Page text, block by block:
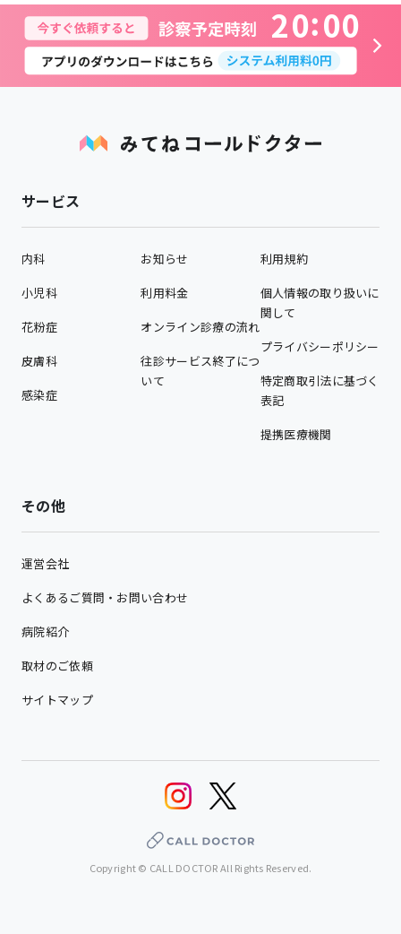
20 00
サービス
内科
小児科
花粉症
皮膚科
感染症
お知らせ
利用料金
オンライン診療の流れ
往診サービス終了につ
いて
利用規約
個人情報の取り扱いに
関して
プライバシーポリシー
特定商取引法に基づく
表記
提携医療機関
その他
運営会社
よくあるご質問・お問い合わせ
病院紹介
取材のご依頼
サイトマップ
Copyright © CALL DOCTOR All Rights Reserved.